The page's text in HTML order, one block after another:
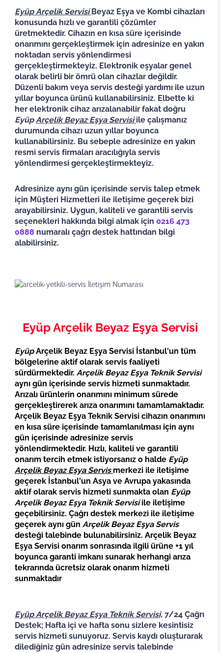
Eyüp Arçelik Servisi Beyaz Eşya ve Kombi cihazları
konusunda hızlı ve garantili çözümler
üretmektedir. Cihazın en kısa süre içerisinde
onarımını gerçekleştirmek için adresinize en yakın
noktadan servis yönlendirmesi
gerçekleştirmekteyiz. Elektronik eşyalar genel
olarak belirli bir ömrü olan cihazlar değildir.
Düzenli bakım veya servis desteği yardımı ile uzun
yıllar boyunca ürünü kullanabilirsiniz. Elbette ki
her elektronik cihaz arızalanabilir fakat doğru
EyüpArçelik Beyaz Eşya Servisiile çalışmanız
durumunda cihazı uzun yıllar boyunca
kullanabilirsiniz. Bu sebeple adresinize en yakın
resmi servis firmaları aracılığıyla servis
yönlendirmesi gerçekleştirmekteyiz.
Adresinize aynı gün içerisinde servis talep etmek
için Müşteri Hizmetleri ile iletişime geçerek bizi
arayabilirsiniz. Uygun, kaliteli ve garantili servis
seçenekleri hakkında bilgi almak için 0216 473
0888 numaralı çağrı destek hattından bilgi
alabilirsiniz.
Eyüp Arçelik Beyaz Eşya Servisi
EyüpArçelik Beyaz Eşya Servisi İstanbul'un tüm
bölgelerine aktif olarak servis faaliyeti
sürdürmektedir. Arçelik Beyaz Eşya Teknik Servisi
aynı gün içerisinde servis hizmeti sunmaktadır.
Arızalı ürünlerin onarımını minimum sürede
gerçekleştirerek arıza onarımını tamamlamaktadır.
Arçelik Beyaz Eşya Teknik Servisi cihazın onarımını
en kısa süre içerisinde tamamlanılması için aynı
gün içerisinde adresinize servis
yönlendirmektedir. Hızlı, kaliteli ve garantili
onarım tercih etmek istiyorsanız o halde Eyüp
Arçelik Beyaz Eşya Servis merkezi ile iletişime
geçerek İstanbul'un Asya ve Avrupa yakasında
aktif olarak servis hizmeti sunmakta olan Eyüp
Arçelik Beyaz Eşya Teknik Servisiile iletişime
geçebilirsiniz. Çağrı destek merkezi ile iletişime
geçerek aynı gün Arçelik Beyaz Eşya Servis
desteği talebinde bulunabilirsiniz. Arçelik Beyaz
Eşya Servisi onarım sonrasında ilgili ürüne +1 yıl
boyunca garanti imkanı sunarak herhangi arıza
tekrarında ücretsiz olarak onarım hizmeti
sunmaktadır
Eyüp Arçelik Beyaz Eşya Teknik Servisi, 7/24 Çağrı
Destek; Hafta içi ve hafta sonu sizlere kesintisiz
servis hizmeti sunuyoruz. Servis kaydı oluşturarak
dilediğiniz gün adresinize servis talebinde